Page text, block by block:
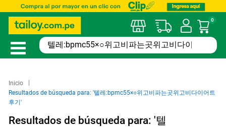
Mi
0
Inicio
Resultados de búsqueda para: '텔레:bpmc55×○위고비파는곳위고비다이어트
후기'
Resultados de búsqueda para: '텔